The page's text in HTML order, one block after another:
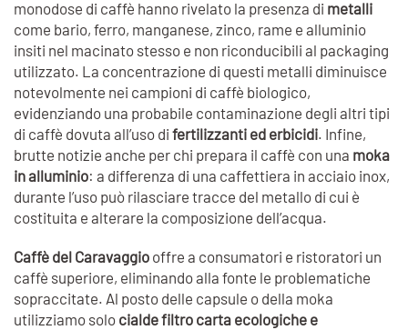
monodose di caffè hanno rivelato la presenza di metalli
come bario, ferro, manganese, zinco, rame e alluminio
insiti nel macinato stesso e non riconducibili al packaging
utilizzato. La concentrazione di questi metalli diminuisce
notevolmente nei campioni di caffè biologico,
evidenziando una probabile contaminazione degli altri tipi
di caffè dovuta all’uso di fertilizzanti ed erbicidi. Infine,
brutte notizie anche per chi prepara il caffè con una moka
in alluminio: a differenza di una caffettiera in acciaio inox,
durante l’uso può rilasciare tracce del metallo di cui è
costituita e alterare la composizione dell’acqua.
Caffè del Caravaggio offre a consumatori e ristoratori un
caffè superiore, eliminando alla fonte le problematiche
sopraccitate. Al posto delle capsule o della moka
utilizziamo solo cialde filtro carta ecologiche e